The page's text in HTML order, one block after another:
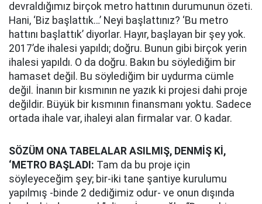
devraldığımız birçok metro hattının durumunun özeti.
Hani, ‘Biz başlattık…’ Neyi başlattınız? ‘Bu metro
hattını başlattık’ diyorlar. Hayır, başlayan bir şey yok.
2017’de ihalesi yapıldı; doğru. Bunun gibi birçok yerin
ihalesi yapıldı. O da doğru. Bakın bu söylediğim bir
hamaset değil. Bu söylediğim bir uydurma cümle
değil. İnanın bir kısmının ne yazık ki projesi dahi proje
değildir. Büyük bir kısmının finansmanı yoktu. Sadece
ortada ihale var, ihaleyi alan firmalar var. O kadar.
SÖZÜM ONA TABELALAR ASILMIŞ, DENMİŞ Kİ,
‘METRO BAŞLADI: Tam da bu proje için
söyleyeceğim şey; bir-iki tane şantiye kurulumu
yapılmış -binde 2 dediğimiz odur- ve onun dışında